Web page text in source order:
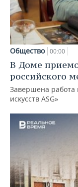
Общество 00:00
В Доме
российского
Завершена работа
искусств ASG»